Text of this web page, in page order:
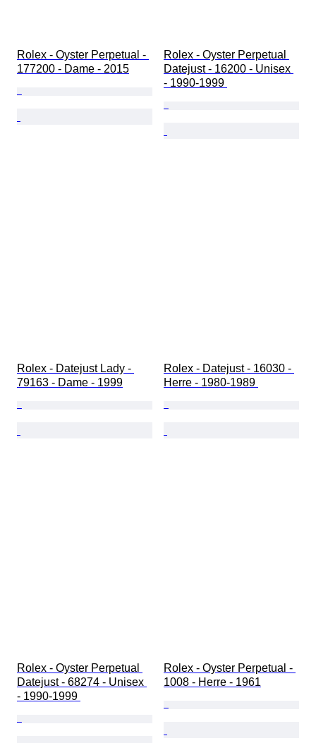
Rolex - Oyster Perpetual -
177200 - Dame - 2015
Rolex - Oyster Perpetual
Datejust - 16200 - Unisex
- 1990-1999
Rolex - Datejust Lady -
79163 - Dame - 1999
Rolex - Datejust - 16030 -
Herre - 1980-1989
Rolex - Oyster Perpetual
Datejust - 68274 - Unisex
- 1990-1999
Rolex - Oyster Perpetual -
1008 - Herre - 1961